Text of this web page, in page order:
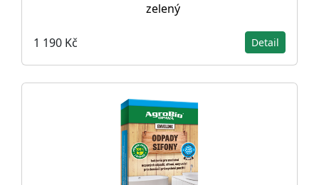
zelený
1 190 Kč Detail